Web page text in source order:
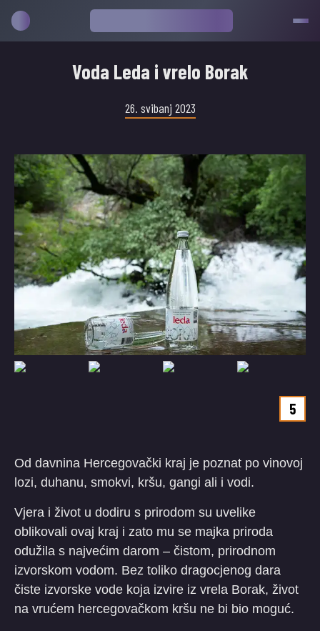
Voda Leda i vrelo Borak
26. svibanj 2023
5
Od davnina Hercegovački kraj je poznat po vinovoj
lozi, duhanu, smokvi, kršu, gangi ali i vodi.
Vjera i život u dodiru s prirodom su uvelike
oblikovali ovaj kraj i zato mu se majka priroda
odužila s najvećim darom – čistom, prirodnom
izvorskom vodom. Bez toliko dragocjenog dara
čiste izvorske vode koja izvire iz vrela Borak, život
na vrućem hercegovačkom kršu ne bi bio moguć.